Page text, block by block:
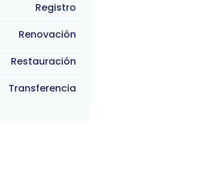
Registro
Renovación
Restauración
Transferencia